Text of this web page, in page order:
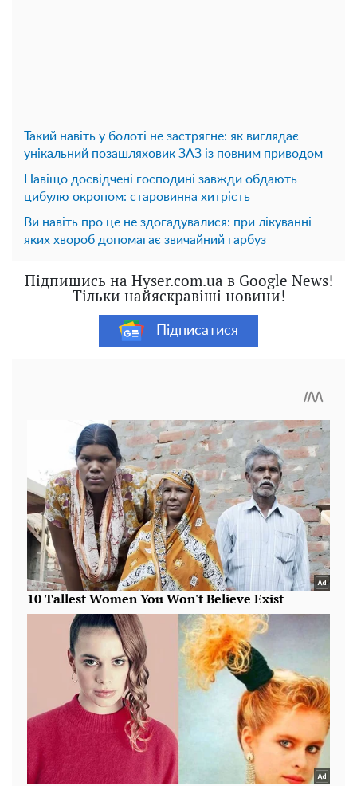
Такий навіть у болоті не застрягне: як виглядає
унікальний позашляховик ЗАЗ із повним приводом
Навіщо досвідчені господині завжди обдають
цибулю окропом: старовинна хитрість
Ви навіть про це не здогадувалися: при лікуванні
яких хвороб допомагає звичайний гарбуз
Підпишись на Hyser.com.ua в Google News!
Тільки найяскравіші новини!
Підписатися